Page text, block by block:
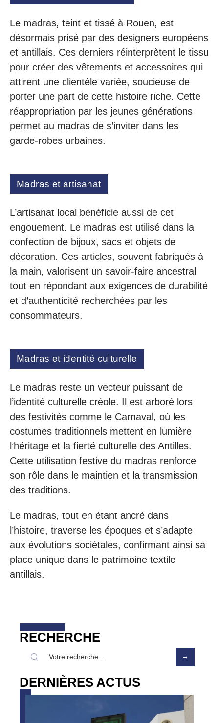
Le madras, teint et tissé à Rouen, est
désormais prisé par des designers européens
et antillais. Ces derniers réinterprètent le tissu
pour créer des vêtements et accessoires qui
attirent une clientèle variée, soucieuse de
porter une part de cette histoire riche. Cette
réappropriation par les jeunes générations
permet au madras de s’inviter dans les
garde-robes urbaines.
Madras et artisanat
L’artisanat local bénéficie aussi de cet
engouement. Le madras est utilisé dans la
confection de bijoux, sacs et objets de
décoration. Ces articles, souvent fabriqués à
la main, valorisent un savoir-faire ancestral
tout en répondant aux exigences de durabilité
et d’authenticité recherchées par les
consommateurs.
Madras et identité culturelle
Le madras reste un vecteur puissant de
l’identité culturelle créole. Il est arboré lors
des festivités comme le Carnaval, où les
costumes traditionnels mettent en lumière
l’héritage et la fierté culturelle des Antilles.
Cette utilisation festive du madras renforce
son rôle dans le maintien et la transmission
des traditions.
Le madras, tout en étant ancré dans
l’histoire, traverse les époques et s’adapte
aux évolutions sociétales, confirmant ainsi sa
place unique dans le patrimoine textile
antillais.
RECHERCHE
DERNIÈRES ACTUS